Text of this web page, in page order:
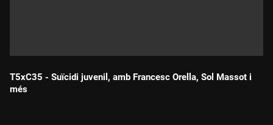
T5xC35 - Suïcidi juvenil, amb Francesc Orella, Sol Massot i
més